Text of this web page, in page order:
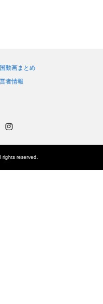
動画まとめ
者情報
rights reserved.